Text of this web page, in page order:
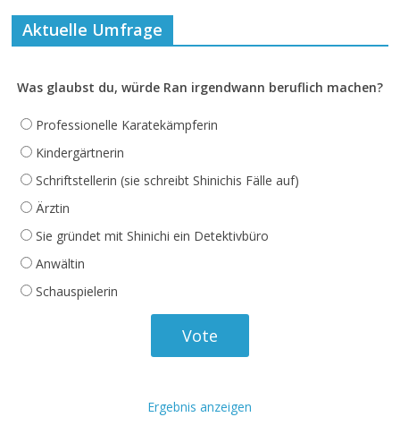
Aktuelle Umfrage
Was glaubst du, würde Ran irgendwann beruflich machen?
Professionelle Karatekämpferin
Kindergärtnerin
Schriftstellerin (sie schreibt Shinichis Fälle auf)
Ärztin
Sie gründet mit Shinichi ein Detektivbüro
Anwältin
Schauspielerin
Ergebnis anzeigen